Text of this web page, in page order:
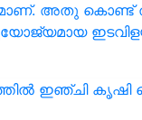
അതു കൊണ്ട്